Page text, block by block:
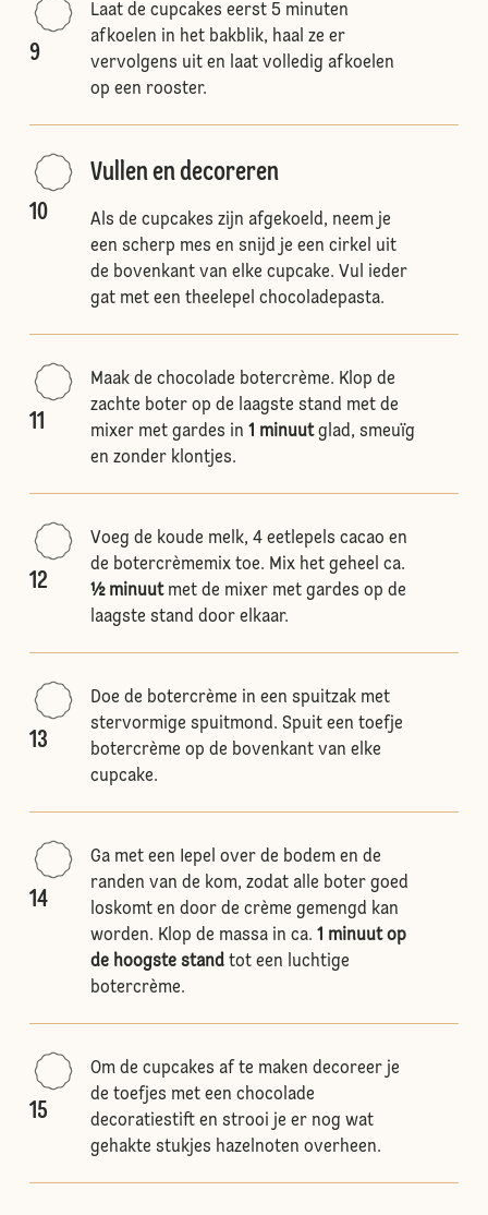
9
Laat de cupcakes eerst 5 minuten
afkoelen in het bakblik, haal ze er
vervolgens uit en laat volledig afkoelen
op een rooster.
10
Vullen en decoreren
Als de cupcakes zijn afgekoeld, neem je
een scherp mes en snijd je een cirkel uit
de bovenkant van elke cupcake. Vul ieder
gat met een theelepel chocoladepasta.
11
Maak de chocolade botercrème. Klop de
zachte boter op de laagste stand met de
mixer met gardes in 1 minuutglad, smeuïg
en zonder klontjes.
12
Voeg de koude melk, 4 eetlepels cacao en
de botercrèmemix toe. Mix het geheel ca.
½ minuutmet de mixer met gardes op de
laagste stand door elkaar.
13
Doe de botercrème in een spuitzak met
stervormige spuitmond. Spuit een toefje
botercrème op de bovenkant van elke
cupcake.
14
Ga met een Iepel over de bodem en de
randen van de kom, zodat alle boter goed
loskomt en door de crème gemengd kan
worden. Klop de massa in ca. 1 minuut op
de hoogste standtot een luchtige
botercrème.
15
Om de cupcakes af te maken decoreer je
de toefjes met een chocolade
decoratiestift en strooi je er nog wat
gehakte stukjes hazelnoten overheen.